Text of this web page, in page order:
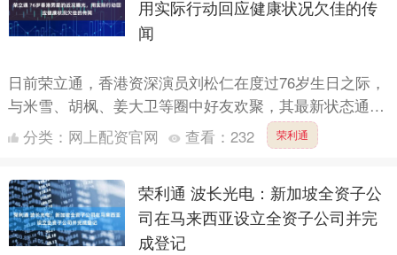
用实际行动回应健康状况欠佳的传
闻
日前荣立通，香港资深演员刘松仁在度过76岁生日之际，
与米雪、胡枫、姜大卫等圈中好友欢聚，其最新状态通过
社交媒体曝光。照片中，染着一头黑发的刘松仁虽身形清
瘦但精神....
分类： 网上配资官网 查看： 232 荣利通
荣利通 波长光电：新加坡全资子公
司在马来西亚设立全资子公司并完
成登记